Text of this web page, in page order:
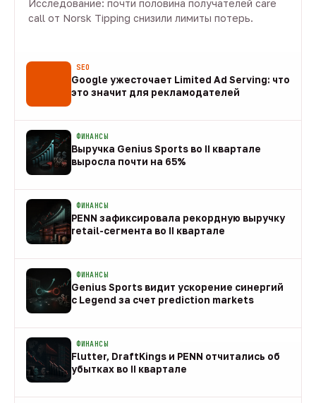
Исследование: почти половина получателей care
call от Norsk Tipping снизили лимиты потерь.
SEO
Google ужесточает Limited Ad Serving: что
это значит для рекламодателей
ФИНАНСЫ
Выручка Genius Sports во II квартале
выросла почти на 65%
ФИНАНСЫ
PENN зафиксировала рекордную выручку
retail-сегмента во II квартале
ФИНАНСЫ
Genius Sports видит ускорение синергий
с Legend за счет prediction markets
ФИНАНСЫ
Flutter, DraftKings и PENN отчитались об
убытках во II квартале